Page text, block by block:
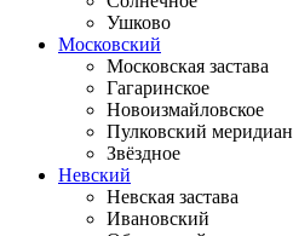
Ушково
Московский
Московская застава
Гагаринское
Новоизмайловское
Пулковский меридиан
Звёздное
Невский
Невская застава
Ивановский